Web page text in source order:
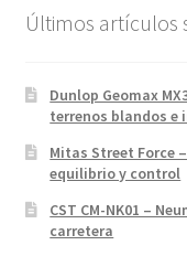
Últimos artículos
Dunlop Geomax
terrenos blandos e
Mitas Street Force
equilibrio y control
CST CM-NK01 –
carretera